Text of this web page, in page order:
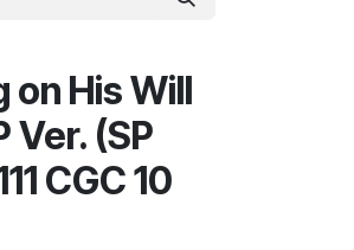
on His Will
Ver. (SP
CGC 10